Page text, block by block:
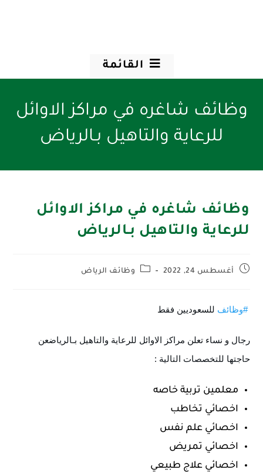
القائمة
وظائف شاغره في مراكز الاوائل
للرعاية والتاهيل بـالرياض
وظائف شاغره في مراكز الاوائل
للرعاية والتاهيل بـالرياض
أغسطس 24, 2022 وظائف الرياض
#وظائف للسعوديين فقط
رجال و نساء تعلن مراكز الاوائل للرعاية والتاهيل بـالرياض
حاجتها للتخصصات التالية :
معلمين تربية خاصه
اخصائي تخاطب
اخصائي علم نفس
اخصائي تمريض
اخصائي علاج طبيعي